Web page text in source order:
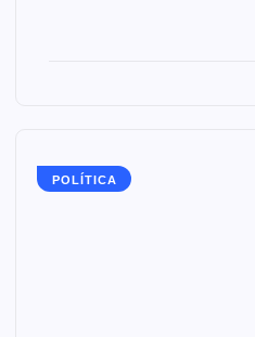
POLÍTICA